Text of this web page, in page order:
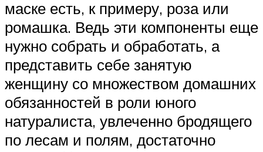
маске есть, к примеру, роза или
ромашка. Ведь эти компоненты еще
нужно собрать и обработать, а
представить себе занятую
женщину со множеством домашних
обязанностей в роли юного
натуралиста, увлеченно бродящего
по лесам и полям, достаточно